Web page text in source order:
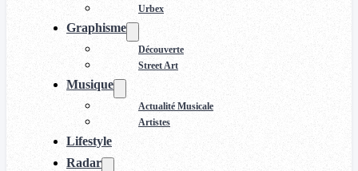
Urbex
Graphisme
Découverte
Street Art
Musique
Actualité Musicale
Artistes
Lifestyle
Radar